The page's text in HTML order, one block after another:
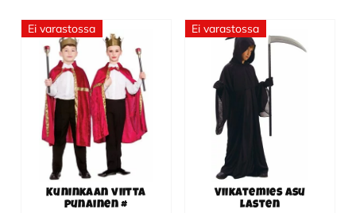
Ei varastossa
Kuninkaan viitta
punainen #
Ei varastossa
Viikatemies asu
lasten
Tällä
tuotteella
useampi
muunnelma.
tehdä
valinnat
tuotteen